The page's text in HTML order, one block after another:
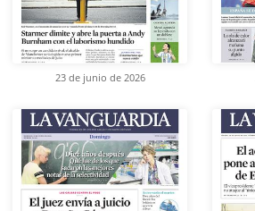
23 de junio de 2026